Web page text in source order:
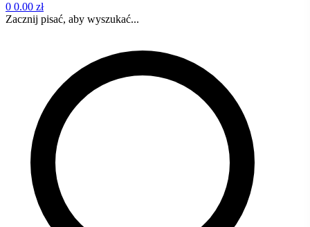
0 0.00 zł
Zacznij pisać, aby wyszukać...